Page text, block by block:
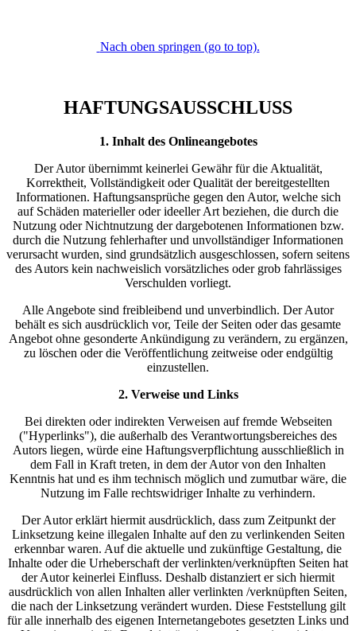
Nach oben springen (go to top).
HAFTUNGSAUSSCHLUSS
1. Inhalt des Onlineangebotes
Der Autor übernimmt keinerlei Gewähr für die Aktualität,
Korrektheit, Vollständigkeit oder Qualität der bereitgestellten
Informationen. Haftungsansprüche gegen den Autor, welche sich
auf Schäden materieller oder ideeller Art beziehen, die durch die
Nutzung oder Nichtnutzung der dargebotenen Informationen bzw.
durch die Nutzung fehlerhafter und unvollständiger Informationen
verursacht wurden, sind grundsätzlich ausgeschlossen, sofern seitens
des Autors kein nachweislich vorsätzliches oder grob fahrlässiges
Verschulden vorliegt.
Alle Angebote sind freibleibend und unverbindlich. Der Autor
behält es sich ausdrücklich vor, Teile der Seiten oder das gesamte
Angebot ohne gesonderte Ankündigung zu verändern, zu ergänzen,
zu löschen oder die Veröffentlichung zeitweise oder endgültig
einzustellen.
2. Verweise und Links
Bei direkten oder indirekten Verweisen auf fremde Webseiten
("Hyperlinks"), die außerhalb des Verantwortungsbereiches des
Autors liegen, würde eine Haftungsverpflichtung ausschließlich in
dem Fall in Kraft treten, in dem der Autor von den Inhalten
Kenntnis hat und es ihm technisch möglich und zumutbar wäre, die
Nutzung im Falle rechtswidriger Inhalte zu verhindern.
Der Autor erklärt hiermit ausdrücklich, dass zum Zeitpunkt der
Linksetzung keine illegalen Inhalte auf den zu verlinkenden Seiten
erkennbar waren. Auf die aktuelle und zukünftige Gestaltung, die
Inhalte oder die Urheberschaft der verlinkten/verknüpften Seiten hat
der Autor keinerlei Einfluss. Deshalb distanziert er sich hiermit
ausdrücklich von allen Inhalten aller verlinkten /verknüpften Seiten,
die nach der Linksetzung verändert wurden. Diese Feststellung gilt
für alle innerhalb des eigenen Internetangebotes gesetzten Links und